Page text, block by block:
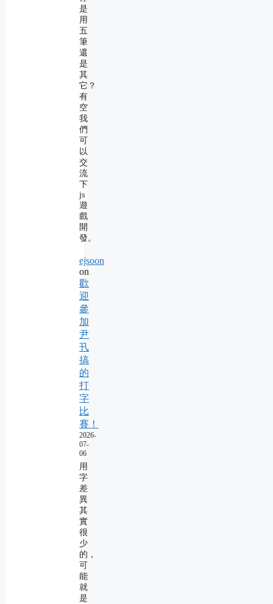
是
用
五
筆
還
是
其
它？
有
空
我
們
可
以
交
流
下
js
遊
戲
開
發。
ejsoon
on
歡
迎
參
加
尹
卂
搞
的
打
字
比
賽！
2026-
07-
06
用
字
差
異
其
實
很
少
的，
可
能
就
是